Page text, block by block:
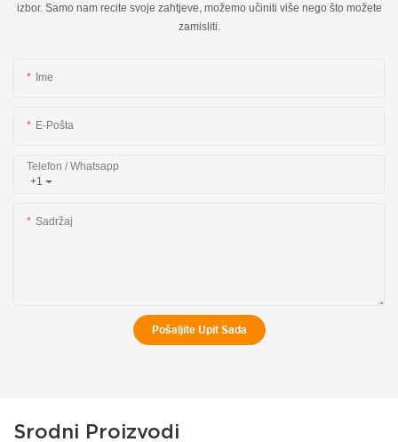
izbor. Samo nam recite svoje zahtjeve, možemo učiniti više nego što možete
zamisliti.
Ime
E-Pošta
+1
Telefon / Whatsapp
Sadržaj
Pošaljite Upit Sada
Srodni Proizvodi